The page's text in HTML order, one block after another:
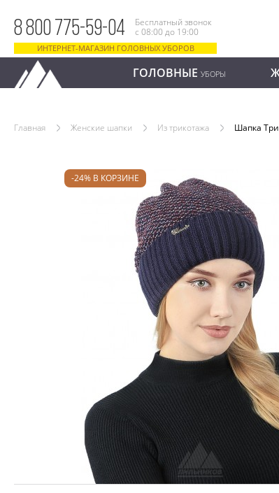
8 800 775-59-04
Бесплатный звонок
с 08:00 до 19:00
ИНТЕРНЕТ-МАГАЗИН ГОЛОВНЫХ УБОРОВ
ГОЛОВНЫЕ УБОРЫ
Главная Женские шапки Из трикотажа Шапка
-24% В КОРЗИНЕ